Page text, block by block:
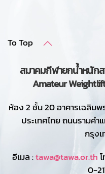
To Top
สมาคมกีฬายกน้ำหนักส
Amateur
ห้อง 2 ชั้น 20 อาคารเฉลิม
ประเทศไทย ถนนรามค
กรุง
อีเมล :tawa@tawa.or.th
0-